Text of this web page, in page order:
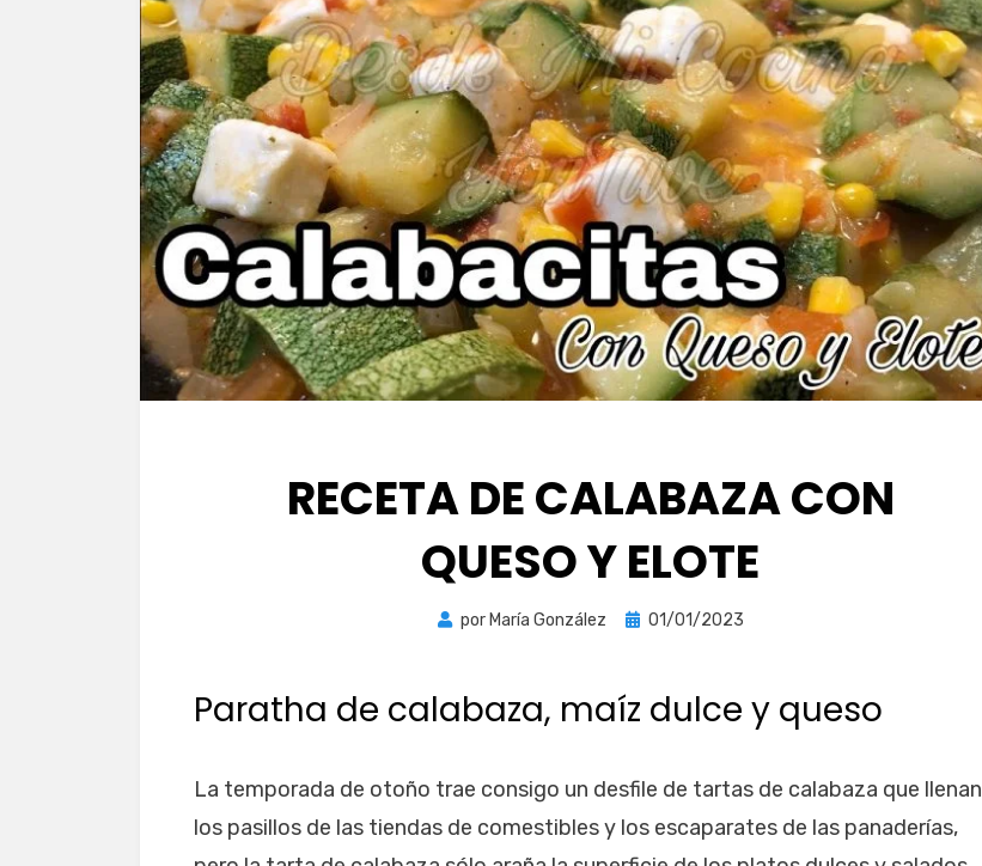
RECETA DE CALABAZA CON
QUESO Y ELOTE
por María González
Publicada
01/01/2023
Paratha de calabaza, maíz dulce y queso
La temporada de otoño trae consigo un desfile de tartas de calabaza que llenan
los pasillos de las tiendas de comestibles y los escaparates de las panaderías,